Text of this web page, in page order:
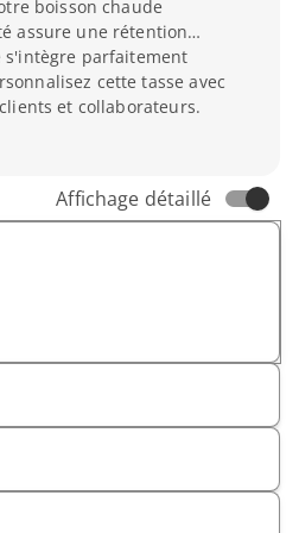
boisson chaude
assure une rétention
s'intègre parfaitement
cette tasse avec
et collaborateurs.
Affichage détaillé